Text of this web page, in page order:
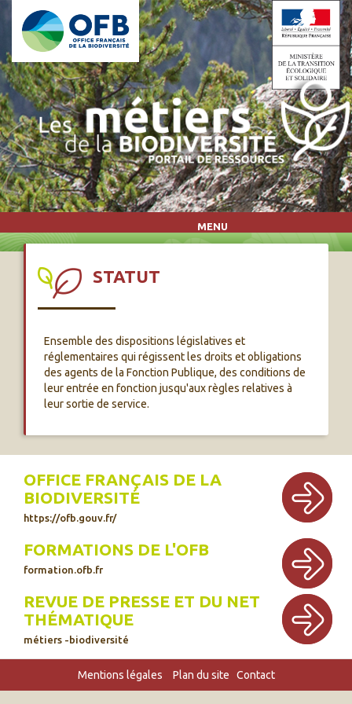
Aller au contenu principal
MENU
STATUT
Ensemble des dispositions législatives et
réglementaires qui régissent les droits et obligations
des agents de la Fonction Publique, des conditions de
leur entrée en fonction jusqu'aux règles relatives à
leur sortie de service.
OFFICE FRANÇAIS DE LA
BIODIVERSITÉ
https://ofb.gouv.fr/
FORMATIONS DE L'OFB
formation.ofb.fr
REVUE DE PRESSE ET DU NET
THÉMATIQUE
métiers -biodiversité
Mentions légales Plan du site Contact